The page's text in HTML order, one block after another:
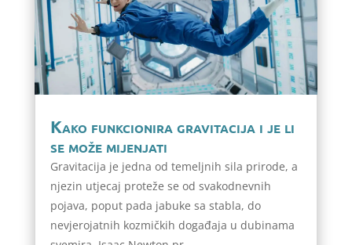
Kako funkcionira gravitacija i je li
se može mijenjati
Gravitacija je jedna od temeljnih sila prirode, a
njezin utjecaj proteže se od svakodnevnih
pojava, poput pada jabuke sa stabla, do
nevjerojatnih kozmičkih događaja u dubinama